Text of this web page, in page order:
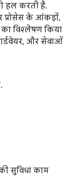
हल करती है.
प्रोसेस के आंकड़ों,
का विश्लेषण किया
और सेवाओं
सुविधा काम